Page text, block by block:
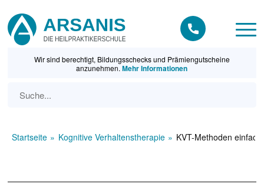
Wir sind berechtigt, Bildungsschecks und Prämiengutscheine
anzunehmen.Mehr Informationen
Startseite Kognitive Verhaltenstherapie KVT-Methoden